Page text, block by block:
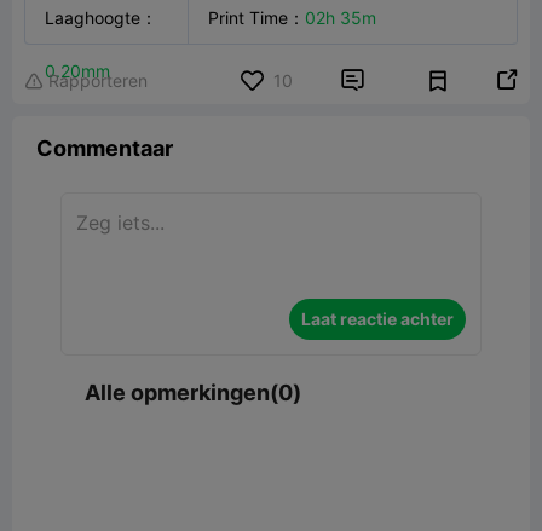
FFF Creality Hi  Generic PLA
Laaghoogte ：
0.20mm
Print Time ： 02h 35m
 Rapporteren 10  
Commentaar
Laat reactie achter
Alle opmerkingen(0)